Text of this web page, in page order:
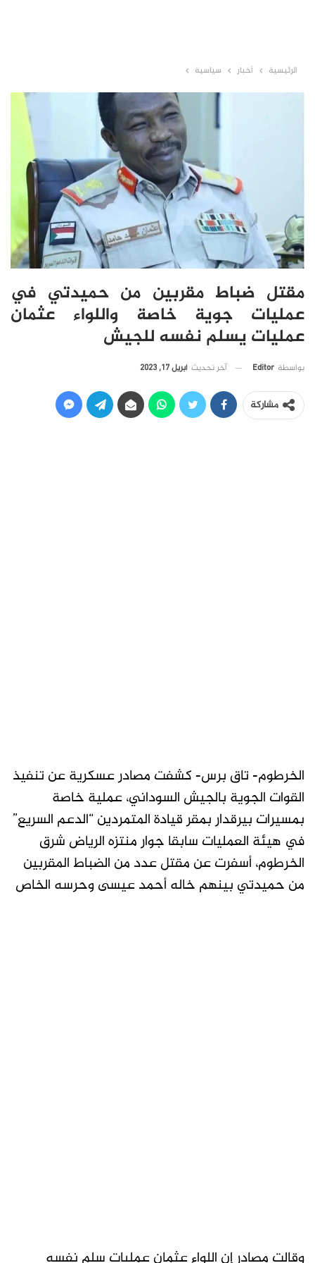
الرئيسية أخبار سياسية
مقتل ضباط مقربين من حميدتي في
عمليات جوية خاصة واللواء عثمان
عمليات يسلم نفسه للجيش
بواسطة Editor آخر تحديث أبريل 17, 2023
مشاركة
الخرطوم- تاق برس- كشفت مصادر عسكرية عن تنفيذ
القوات الجوية بالجيش السوداني، عملية خاصة
بمسيرات بيرقدار بمقر قيادة المتمردين “الدعم السريع”
في هيئة العمليات سابقا جوار منتزه الرياض شرق
الخرطوم، أسفرت عن مقتل عدد من الضباط المقربين
من حميدتي بينهم خاله أحمد عيسى وحرسه الخاص